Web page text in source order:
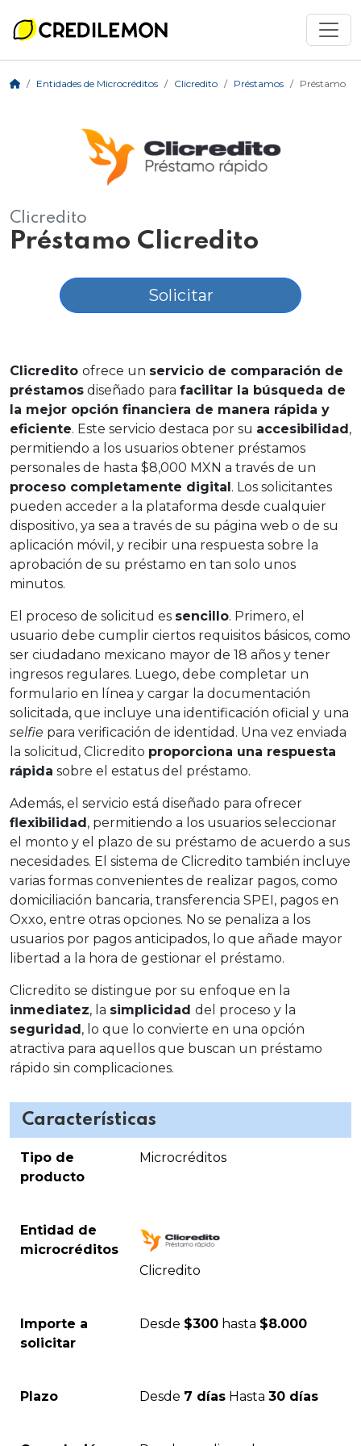
Entidades de Microcréditos Clicredito Préstamos Préstamo
Clicredito
Préstamo Clicredito
Solicitar
Clicredito ofrece un servicio de comparación de
préstamos diseñado para facilitar la búsqueda de
la mejor opción financiera de manera rápida y
eficiente. Este servicio destaca por su accesibilidad,
permitiendo a los usuarios obtener préstamos
personales de hasta $8,000 MXN a través de un
proceso completamente digital. Los solicitantes
pueden acceder a la plataforma desde cualquier
dispositivo, ya sea a través de su página web o de su
aplicación móvil, y recibir una respuesta sobre la
aprobación de su préstamo en tan solo unos
minutos.
El proceso de solicitud es sencillo. Primero, el
usuario debe cumplir ciertos requisitos básicos, como
ser ciudadano mexicano mayor de 18 años y tener
ingresos regulares. Luego, debe completar un
formulario en línea y cargar la documentación
solicitada, que incluye una identificación oficial y una
selfie para verificación de identidad. Una vez enviada
la solicitud, Clicredito proporciona una respuesta
rápida sobre el estatus del préstamo.
Además, el servicio está diseñado para ofrecer
flexibilidad, permitiendo a los usuarios seleccionar
el monto y el plazo de su préstamo de acuerdo a sus
necesidades. El sistema de Clicredito también incluye
varias formas convenientes de realizar pagos, como
domiciliación bancaria, transferencia SPEI, pagos en
Oxxo, entre otras opciones. No se penaliza a los
usuarios por pagos anticipados, lo que añade mayor
libertad a la hora de gestionar el préstamo.
Clicredito se distingue por su enfoque en la
inmediatez, la simplicidad del proceso y la
seguridad, lo que lo convierte en una opción
atractiva para aquellos que buscan un préstamo
rápido sin complicaciones.
Características
Tipo de
producto
Microcréditos
Entidad de
microcréditos
Clicredito
Importe a
solicitar
Desde $300 hasta $8.000
Plazo Desde 7 días Hasta 30 días